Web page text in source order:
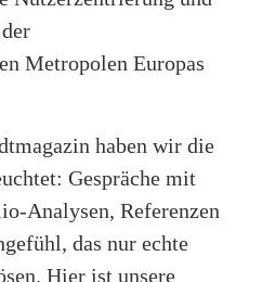
Metropolen Europas
haben wir die
Gespräche mit
Analysen, Referenzen
das nur echte
Hier ist unsere